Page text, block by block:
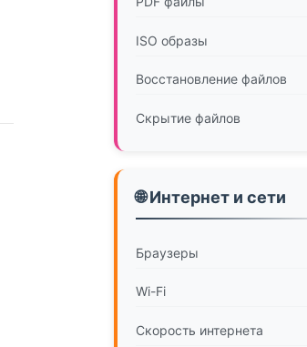
ISO образы
Восстановление файлов
Скрытие файлов
🌐 Интернет и сети
Браузеры
Wi-Fi
Скорость интернета